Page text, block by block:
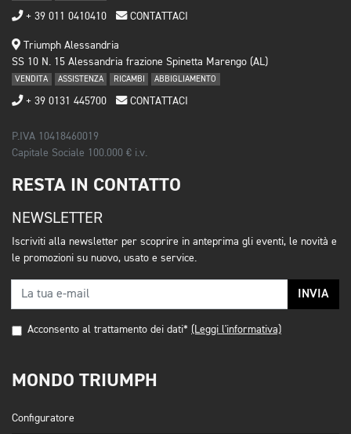
+ 39 011 0410410 CONTATTACI
Triumph Alessandria
SS 10 N. 15 Alessandria frazione Spinetta Marengo (AL)
VENDITA ASSISTENZA RICAMBI ABBIGLIAMENTO
+ 39 0131 445700 CONTATTACI
P.IVA 10418460019
Capitale Sociale 100.000 € i.v.
RESTA IN CONTATTO
NEWSLETTER
Iscriviti alla newsletter per scoprire in anteprima gli eventi, le novità e
le promozioni su nuovo, usato e service.
INVIA
Acconsento al trattamento dei dati* (Leggi l'informativa)
MONDO TRIUMPH
Configuratore